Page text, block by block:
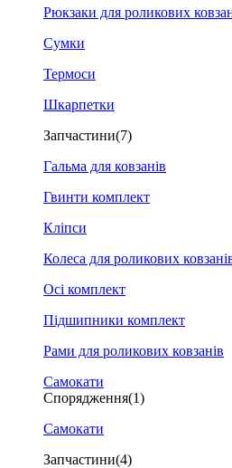
Рюкзаки для роликових
Сумки
Термоси
Шкарпетки
Запчастини(7)
Гальма для ковзанів
Гвинти комплект
Кліпси
Колеса для роликових
Осі комплект
Підшипники комплект
Рами для роликових ковзанів
Самокати
Спорядження(1)
Самокати
Запчастини(4)